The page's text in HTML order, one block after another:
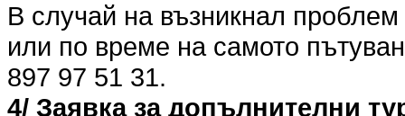
В случай на възникнал
или по време на самото
897 97 51 31.
4/ Заявка за допълнителни